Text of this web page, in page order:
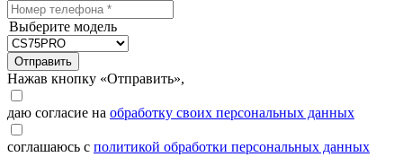
Выберите модель
Отправить
Нажав кнопку «Отправить»,
даю согласие на обработку своих персональных данных
соглашаюсь с политикой обработки персональных данных